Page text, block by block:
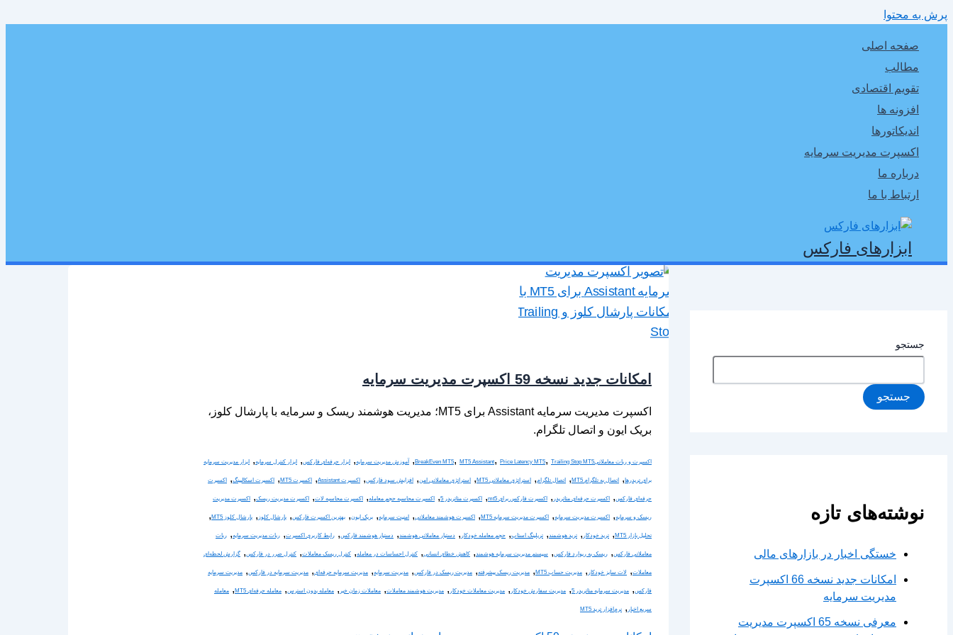
پرش به محتوا
صفحه اصلی
مطالب
تقویم اقتصادی
افزونه ها
اندیکاتورها
اکسپرت مدیریت سرمایه
درباره ما
ارتباط با ما
ابزارهای فارکس
جستجو
جستجو
نوشته‌های تازه
خستگی اخبار در بازارهای مالی
امکانات جدید نسخه 66 اکسپرت
مدیریت سرمایه
معرفی نسخه 65 اکسپرت مدیریت
امکانات جدید نسخه 59 اکسپرت مدیریت سرمایه
اکسپرت مدیریت سرمایه Assistant برای MT5؛ مدیریت هوشمند ریسک و سرمایه با پارشال کلوز،
بریک ایون و اتصال تلگرام.
اکسپرت و ربات معاملاتی BreakEven MT5, MT5 Assistant, Price Latency MT5, Trailing Stop MT5
,آموزش مدیریت سرمایه, ابزار حرفه‌ای فارکس , ابزار کنترل سرمایه, ابزار مدیریت سرمایه
برای تریدرها, اتصال به تلگرام MT5 , اتصال تلگرام , استراتژی معاملاتی MT5 , استراتژی معاملاتی امن , افزایش سود فارکس , اکسپرت Assistant , اکسپرت MT5 , اکسپرت اسکالپینگ, اکسپرت
حرفه‌ای فارکس , اکسپرت حرفه‌ای متاتریدر , اکسپرت فارکس برای mt5 , اکسپرت متاتریدر 5 , اکسپرت محاسبه حجم معامله, اکسپرت محاسبه لات, اکسپرت مدیریت ریسک, اکسپرت مدیریت
ریسک و سرمایه, اکسپرت مدیریت سرمایه, اکسپرت مدیریت سرمایه MT5 , اکسپرت هوشمند معاملاتی, امنیت سرمایه, بریک ایون, بهترین اکسپرت فارکس , پارشال کلوز , پارشال کلوز MT5 ,
تحلیل بازار MT5 , ترید خودکار , ترید هوشمند , تریلینگ استاپ, حجم معامله خودکار , دستیار معاملاتی هوشمند , دستیار هوشمند فارکس , رابط کاربری اکسپرت, ربات مدیریت سرمایه, ربات
معاملاتی فارکس , ریسک به ریوارد فارکس , سیستم مدیریت سرمایه هوشمند , کاهش خطای انسانی, کنترل احساسات در معامله, کنترل ریسک معاملات, کنترل ضرر در فارکس , گزارش لحظه‌ای
معاملات, لات سایز خودکار , مدیریت حساب MT5 , مدیریت ریسک پیشرفته, مدیریت ریسک در فارکس , مدیریت سرمایه, مدیریت سرمایه حرفه‌ای, مدیریت سرمایه در فارکس , مدیریت سرمایه
فارکس , مدیریت سرمایه متاتریدر 5 , مدیریت سفارش خودکار , مدیریت معاملات خودکار , مدیریت هوشمند معاملات, معاملات زمان خبر , معامله بدون استرس , معامله حرفه‌ای MT5 , معامله
سریع اخبار , نرم‌افزار ترید MT5